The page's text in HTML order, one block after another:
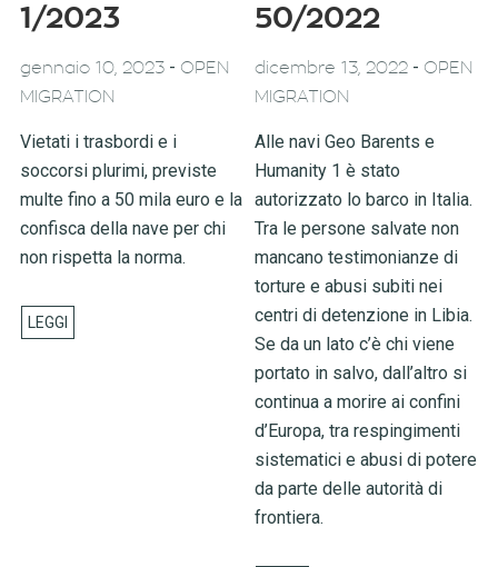
1/2023
gennaio 10, 2023- OPEN
MIGRATION
Vietati i trasbordi e i
soccorsi plurimi, previste
multe fino a 50 mila euro e la
confisca della nave per chi
non rispetta la norma.
50/2022
dicembre 13, 2022 - OPEN
MIGRATION
Alle navi Geo Barents e
Humanity 1 è stato
autorizzato lo barco in Italia.
Tra le persone salvate non
mancano testimonianze di
torture e abusi subiti nei
centri di detenzione in Libia.
Se da un lato c’è chi viene
portato in salvo, dall’altro si
continua a morire ai confini
d’Europa, tra respingimenti
sistematici e abusi di potere
da parte delle autorità di
frontiera.